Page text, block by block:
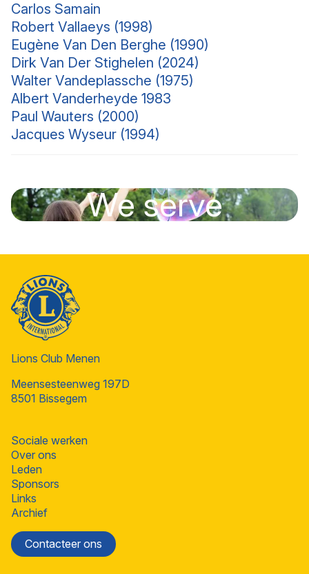
Carlos Samain
Robert Vallaeys (1998)
Eugène Van Den Berghe (1990)
Dirk Van Der Stighelen (2024)
Walter Vandeplassche (1975)
Albert Vanderheyde 1983
Paul Wauters (2000)
Jacques Wyseur (1994)
We serve
Lions Club Menen
Sociale werken
Over ons
Leden
Sponsors
Links
Archief
Meensesteenweg 197D
8501 Bissegem
Contacteer ons